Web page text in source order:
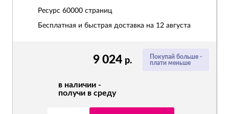
Покупай больше -
плати меньше
9 024 р.
в наличии -
получи в среду
Ресурс 60000 страниц
Бесплатная и быстрая доставка на 12 августа